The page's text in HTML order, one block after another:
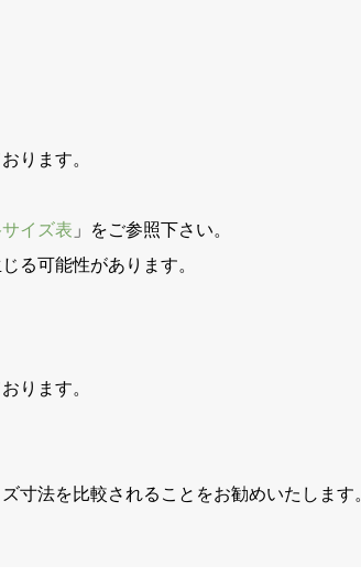
ります。
イズ表 」をご参照下さい。
る可能性があります。
ります。
寸法を比較されることをお勧めいたします